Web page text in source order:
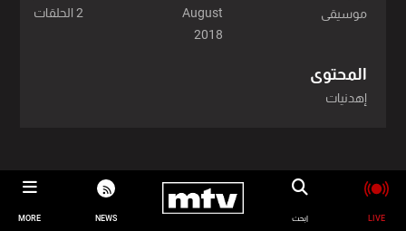
LIVE ابحث NEWS
MORE
تسجيل الدخول
موسيقى
August
2018
2 الحلقات
المحتوى
إهدنيات